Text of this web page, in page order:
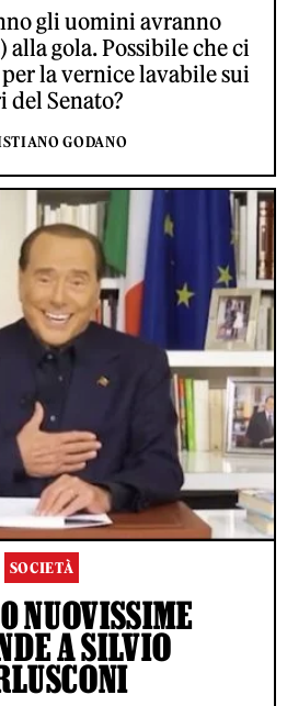
gli uomini avranno
alla gola. Possibile che ci
la vernice lavabile sui
del Senato?
GODANO
SOCIETÀ
NUOVISSIME
A SILVIO